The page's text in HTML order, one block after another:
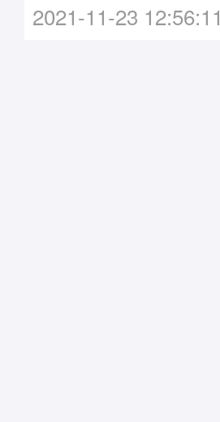
2021-11-23 12:56:11